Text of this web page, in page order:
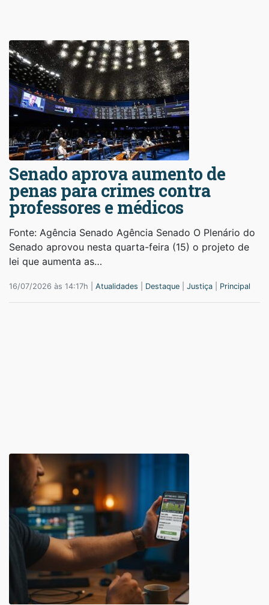
Senado aprova aumento de
penas para crimes contra
professores e médicos
Fonte: Agência Senado Agência Senado O Plenário do
Senado aprovou nesta quarta-feira (15) o projeto de
lei que aumenta as…
16/07/2026 às 14:17h | Atualidades Destaque Justiça Principal